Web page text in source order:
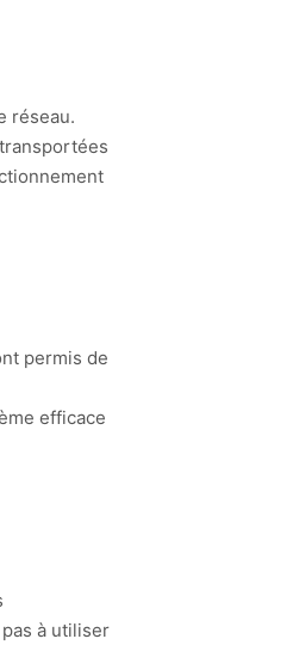
réseau.
permis de
efficace
à utiliser